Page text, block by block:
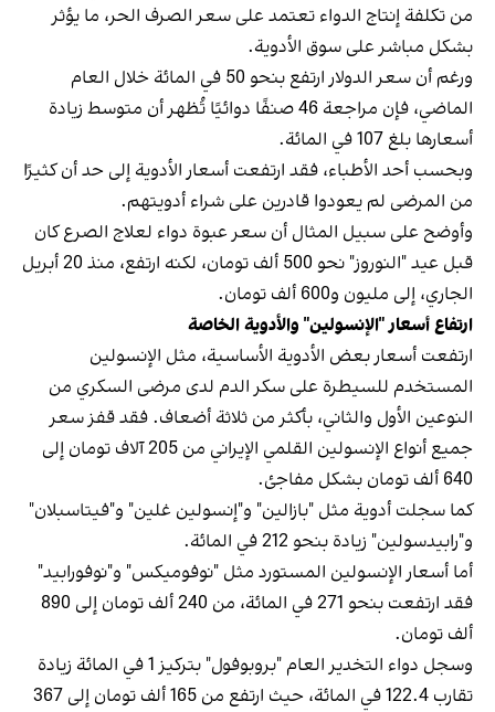
من تكلفة إنتاج الدواء تعتمد على سعر الصرف الحر، ما يؤثر
بشكل مباشر على سوق الأدوية.
ورغم أن سعر الدولار ارتفع بنحو 50 في المائة خلال العام
الماضي، فإن مراجعة 46 صنفًا دوائيًا تُظهر أن متوسط زيادة
أسعارها بلغ 107 في المائة.
وبحسب أحد الأطباء، فقد ارتفعت أسعار الأدوية إلى حد أن كثيرًا
من المرضى لم يعودوا قادرين على شراء أدويتهم.
وأوضح على سبيل المثال أن سعر عبوة دواء لعلاج الصرع كان
قبل عيد "النوروز" نحو 500 ألف تومان، لكنه ارتفع، منذ 20 أبريل
الجاري، إلى مليون و600 ألف تومان.
ارتفاع أسعار "الإنسولين" والأدوية الخاصة
ارتفعت أسعار بعض الأدوية الأساسية، مثل الإنسولين
المستخدم للسيطرة على سكر الدم لدى مرضى السكري من
النوعين الأول والثاني، بأكثر من ثلاثة أضعاف. فقد قفز سعر
جميع أنواع الإنسولين القلمي الإيراني من 205 آلاف تومان إلى
640 ألف تومان بشكل مفاجئ.
كما سجلت أدوية مثل "بازالين" و"إنسولين غلين" و"فيتاسبلان"
و"رابيدسولين" زيادة بنحو 212 في المائة.
أما أسعار الإنسولين المستورد مثل "نوفوميكس" و"نوفورابيد"
فقد ارتفعت بنحو 271 في المائة، من 240 ألف تومان إلى 890
ألف تومان.
وسجل دواء التخدير العام "بروبوفول" بتركيز 1 في المائة زيادة
تقارب 122.4 في المائة، حيث ارتفع من 165 ألف تومان إلى 367